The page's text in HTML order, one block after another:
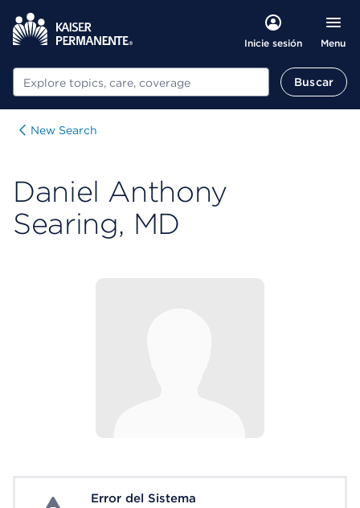
Inicie sesión Menu
Buscar Buscar
New Search
Daniel Anthony
Searing, MD
System ErrorError del Sistema